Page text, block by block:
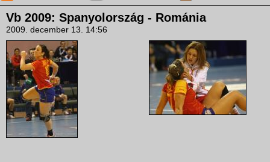
Vb 2009: Spanyolország - Románia
2009. december 13. 14:56